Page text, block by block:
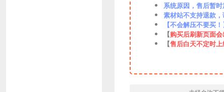
系统原因，售后暂
素材站不支持退款，
【不会解压不要买
【购买后刷新页面
【售后白天不定时